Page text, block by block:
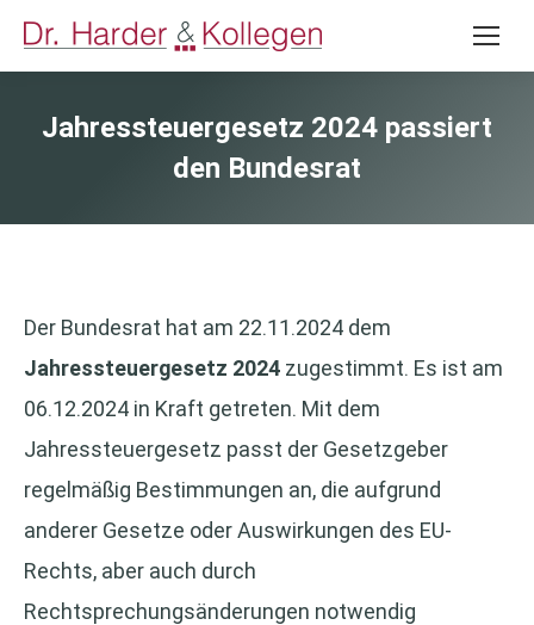
Jahressteuergesetz 2024 passiert
den Bundesrat
Der Bundesrat hat am 22.11.2024 dem
Jahressteuergesetz 2024 zugestimmt. Es ist am
06.12.2024 in Kraft getreten. Mit dem
Jahressteuergesetz passt der Gesetzgeber
regelmäßig Bestimmungen an, die aufgrund
anderer Gesetze oder Auswirkungen des EU-
Rechts, aber auch durch
Rechtsprechungsänderungen notwendig